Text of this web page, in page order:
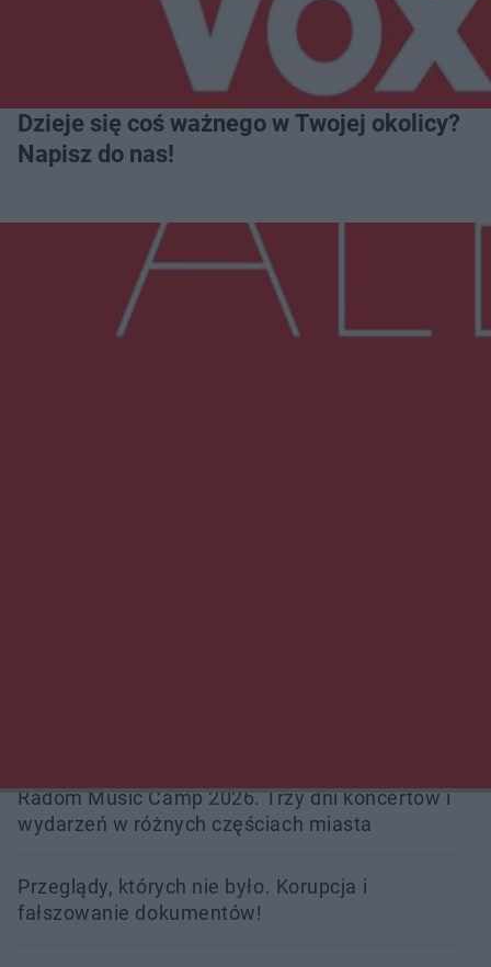
Dzieje się coś ważnego w Twojej okolicy?
Napisz do nas!
Więcej
Radom Music Camp 2026. Trzy dni koncertów i
wydarzeń w różnych częściach miasta
Przeglądy, których nie było. Korupcja i
fałszowanie dokumentów!